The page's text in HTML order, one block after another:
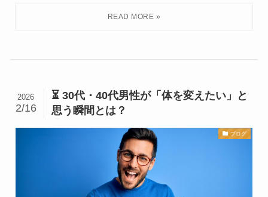
⏳ 30代・40代男性が「体を変えたい」と
思う瞬間とは？
2026
2/16
ブログ